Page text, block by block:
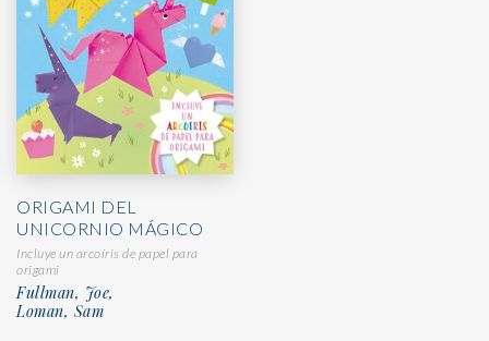
ORIGAMI DEL
UNICORNIO MÁGICO
Incluye un arcoíris de papel para
origami
Fullman, Joe,
Loman, Sam